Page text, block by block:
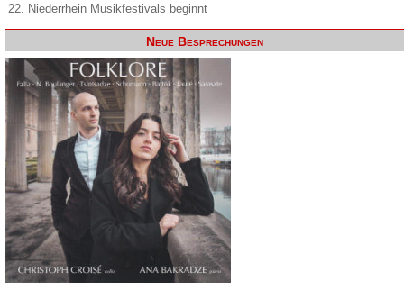
22. Niederrhein Musikfestivals beginnt
Neue Besprechungen